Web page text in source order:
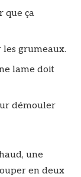
que ça
grumeaux.
lame doit
démouler
une
en deux